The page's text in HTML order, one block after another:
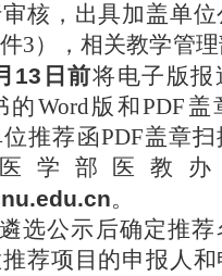
核，出具加盖单位
3），相关教学管
13日前将电子版报
的Word版和PDF盖
推荐函PDF盖章扫
学部医教办
。
遴选公示后确定推荐
荐项目的申报人